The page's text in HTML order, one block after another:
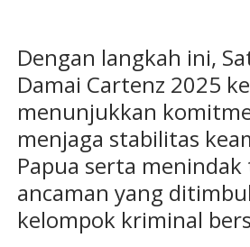
Dengan langkah ini,
Damai Cartenz 2025
menunjukkan
menjaga stabilitas
Papua serta menindak
ancaman yang
kelompok kriminal